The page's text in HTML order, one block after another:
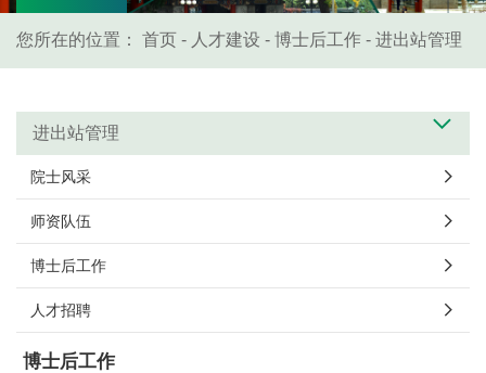
您所在的位置： 首页 - 人才建设 - 博士后工作 - 进出站管理
进出站管理
院士风采
师资队伍
博士后工作
人才招聘
博士后工作